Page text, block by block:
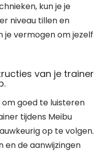
kun je je
niveau tillen en
je vermogen om jezelf
van je trainer
goed te luisteren
tijdens Meibu
op te volgen.
en de aanwijzingen